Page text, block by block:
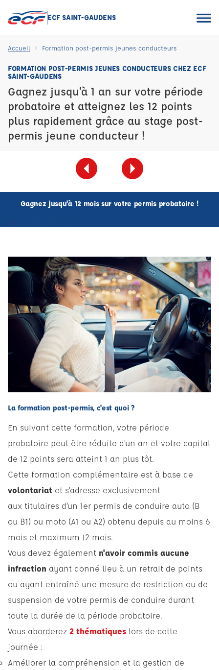
ECF SAINT-GAUDENS
Accueil Formation post-permis jeunes conducteurs
FORMATION POST-PERMIS JEUNES CONDUCTEURS CHEZ ECF
SAINT-GAUDENS
Gagnez jusqu’à 1 an sur votre période
probatoire et atteignez les 12 points
plus rapidement grâce au stage post-
permis jeune conducteur !
Gagnez jusqu'à 12 mois sur votre permis probatoire !
La formation post-permis, c'est quoi ?
En suivant cette formation, votre période
probatoire peut être réduite d’un an et votre capital
de 12 points sera atteint 1 an plus tôt.
Cette formation complémentaire est à base de
volontariat et s’adresse exclusivement
aux titulaires d’un 1er permis de conduire auto (B
ou B1) ou moto (A1 ou A2) obtenu depuis au moins 6
mois et maximum 12 mois.
Vous devez également n'avoir commis aucune
infraction ayant donné lieu à un retrait de points
ou ayant entraîné une mesure de restriction ou de
suspension de votre permis de conduire durant
toute la durée de la période probatoire.
Vous aborderez 2 thématiques lors de cette
journée :
Améliorer la compréhension et la gestion de